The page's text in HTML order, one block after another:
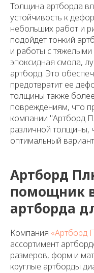
Толщина артборда
устойчивость к
небольших работ и
подойдет тонкий
и работы с
эпоксидная смола,
артборд. Это
предотвратит ее
толщины также
повреждениям, что
компании "Артборд
различной толщины,
оптимальный
Артборд
помощник
артборда
Компания «Артборд
ассортимент
размеров, форм и
круглые артборды